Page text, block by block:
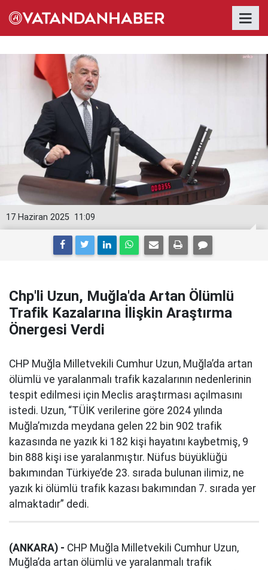
11:09
17 Haziran 2025
Chp'li Uzun, Muğla'da Artan Ölümlü
Trafik Kazalarına İlişkin Araştırma
Önergesi Verdi
CHP Muğla Milletvekili Cumhur Uzun, Muğla’da artan
ölümlü ve yaralanmalı trafik kazalarının nedenlerinin
tespit edilmesi için Meclis araştırması açılmasını
istedi. Uzun, “TÜİK verilerine göre 2024 yılında
Muğla’mızda meydana gelen 22 bin 902 trafik
kazasında ne yazık ki 182 kişi hayatını kaybetmiş, 9
bin 888 kişi ise yaralanmıştır. Nüfus büyüklüğü
bakımından Türkiye’de 23. sırada bulunan ilimiz, ne
yazık ki ölümlü trafik kazası bakımından 7. sırada yer
almaktadır” dedi.
(ANKARA) - CHP Muğla Milletvekili Cumhur Uzun,
Muğla’da artan ölümlü ve yaralanmalı trafik